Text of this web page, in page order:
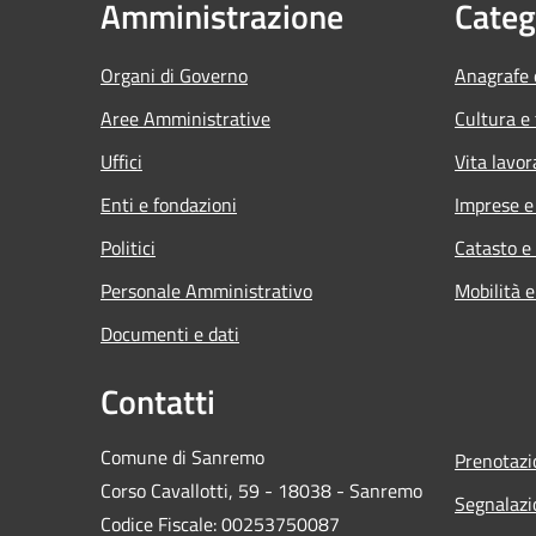
Amministrazione
Organi di Governo
Aree Amministrative
Uffici
Enti e fondazioni
Politici
Personale Amministrativo
Documenti e dati
Cultura
Vita
Imprese
Catasto
Mobilità
Contatti
Comune di Sanremo
Corso Cavallotti, 59 - 18038 - Sanremo
Codice Fiscale: 00253750087